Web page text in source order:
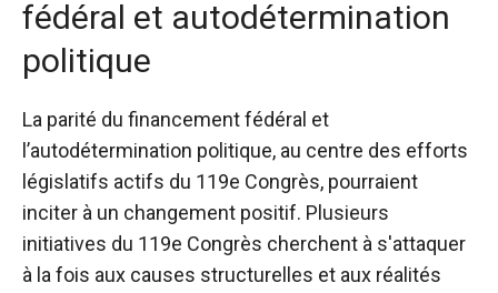
fédéral et autodétermination
politique
La parité du financement fédéral et
l’autodétermination politique, au centre des efforts
législatifs actifs du 119e Congrès, pourraient
inciter à un changement positif. Plusieurs
initiatives du 119e Congrès cherchent à s'attaquer
à la fois aux causes structurelles et aux réalités